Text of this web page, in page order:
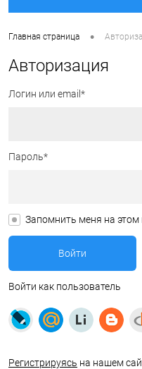
Главная страница •
Авторизация
Логин или email*
Пароль*
Запомнить меня на
Войти как пользователь
Регистрируясь на нашем